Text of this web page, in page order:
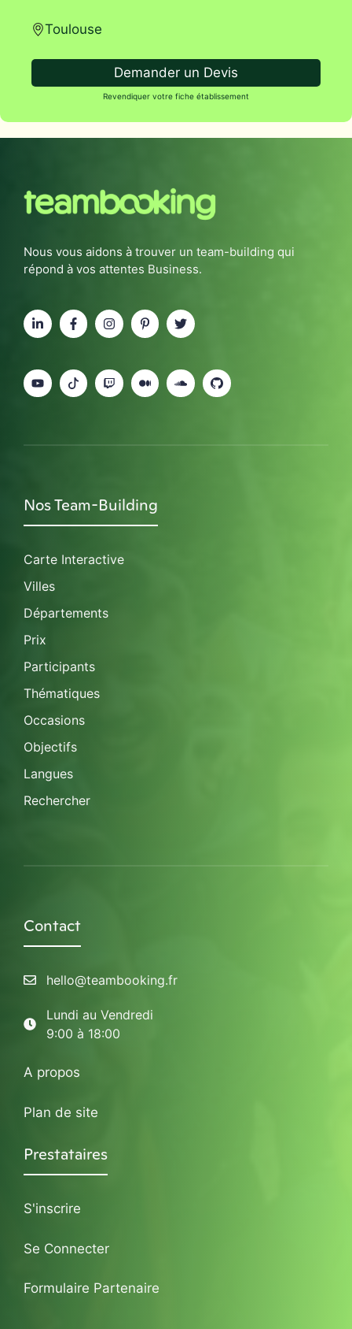
Toulouse
Demander un Devis
Revendiquer votre fiche établissement
Nous vous aidons à trouver un team-building qui
répond à vos attentes Business.
Nos Team-Building
Carte Interactive
Villes
Départements
Prix
Participants
Thématiques
Occasions
Objectifs
Langues
Rechercher
Contact
hello@teambooking.fr
Lundi au Vendredi
9:00 à 18:00
A propos
Plan de site
Prestataires
S'inscrire
Se Connecter
Formulaire Partenaire